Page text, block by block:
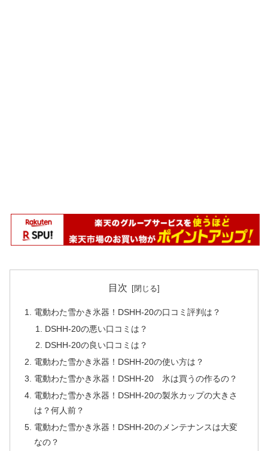
目次
電動わた雪かき氷器！DSHH-20の口コミ評判は？
DSHH-20の悪い口コミは？
DSHH-20の良い口コミは？
電動わた雪かき氷器！DSHH-20の使い方は？
電動わた雪かき氷器！DSHH-20 氷は買うの作るの？
電動わた雪かき氷器！DSHH-20の製氷カップの大きさ
は？何人前？
電動わた雪かき氷器！DSHH-20のメンテナンスは大変
なの？